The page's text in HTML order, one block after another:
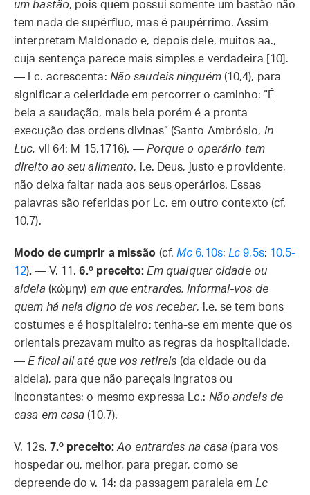
um bastão, pois quem possui somente um bastão não
tem nada de supérfluo, mas é paupérrimo. Assim
interpretam Maldonado e, depois dele, muitos aa.,
cuja sentença parece mais simples e verdadeira [10].
— Lc. acrescenta: Não saudeis ninguém(10,4), para
significar a celeridade em percorrer o caminho: “É
bela a saudação, mais bela porém é a pronta
execução das ordens divinas” (Santo Ambrósio, in
Luc. vii 64: M 15,1716). — Porque o operário tem
direito ao seu alimento, i.e. Deus, justo e providente,
não deixa faltar nada aos seus operários. Essas
palavras são referidas por Lc. em outro contexto (cf.
10,7).
Modo de cumprir a missão (cf.Mc 6,10s;Lc 9,5s; 10,5-
12). — V. 11.6.º preceito: Em qualquer cidade ou
aldeia(κώμην) em que entrardes, informai-vos de
quem há nela digno de vos receber, i.e. se tem bons
costumes e é hospitaleiro; tenha-se em mente que os
orientais prezavam muito as regras da hospitalidade.
— E ficai ali até que vos retireis (da cidade ou da
aldeia), para que não pareçais ingratos ou
inconstantes; o mesmo expressa Lc.: Não andeis de
casa em casa (10,7).
V. 12s. 7.º preceito: Ao entrardes na casa (para vos
hospedar ou, melhor, para pregar, como se
depreende do v. 14; da passagem paralela emLc